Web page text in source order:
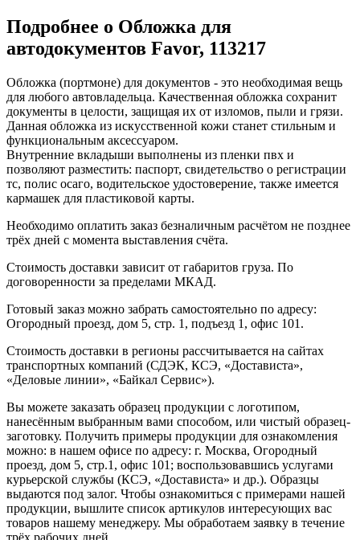
Подробнее о Обложка для
автодокументов Favor, 113217
Обложка (портмоне) для документов - это необходимая вещь
для любого автовладельца. Качественная обложка сохранит
документы в целости, защищая их от изломов, пыли и грязи.
Данная обложка из искусственной кожи станет стильным и
функциональным аксессуаром.
Внутренние вкладыши выполнены из пленки пвх и
позволяют разместить: паспорт, свидетельство о регистрации
тс, полис осаго, водительское удостоверение, также имеется
кармашек для пластиковой карты.
Необходимо оплатить заказ безналичным расчётом не позднее
трёх дней с момента выставления счёта.
Стоимость доставки зависит от габаритов груза. По
договоренности за пределами МКАД.
Готовый заказ можно забрать самостоятельно по адресу:
Огородный проезд, дом 5, стр. 1, подъезд 1, офис 101.
Стоимость доставки в регионы рассчитывается на сайтах
транспортных компаний (СДЭК, КСЭ, «Достависта»,
«Деловые линии», «Байкал Сервис»).
Вы можете заказать образец продукции с логотипом,
нанесённым выбранным вами способом, или чистый образец-
заготовку. Получить примеры продукции для ознакомления
можно: в нашем офисе по адресу: г. Москва, Огородный
проезд, дом 5, стр.1, офис 101; воспользовавшись услугами
курьерской службы (КСЭ, «Достависта» и др.). Образцы
выдаются под залог. Чтобы ознакомиться с примерами нашей
продукции, вышлите список артикулов интересующих вас
товаров нашему менеджеру. Мы обработаем заявку в течение
трёх рабочих дней.